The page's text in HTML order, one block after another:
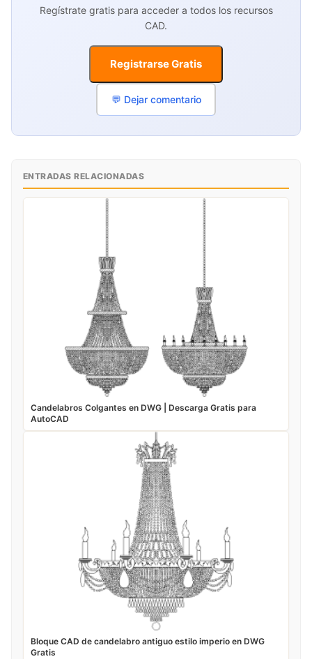
Regístrate gratis para acceder a todos los recursos
CAD.
Registrarse Gratis
💬 Dejar comentario
ENTRADAS RELACIONADAS
Candelabros Colgantes en DWG | Descarga Gratis para
AutoCAD
Bloque CAD de candelabro antiguo estilo imperio en DWG
Gratis